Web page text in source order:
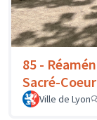
85 -
Sacré-Coeur
Ville de Lyon